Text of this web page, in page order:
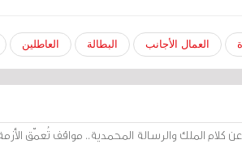
العمال الأجانب البطالة العاطلين
عن كلام الملك والرسالة المحمدية.. مواقف تُعمّق